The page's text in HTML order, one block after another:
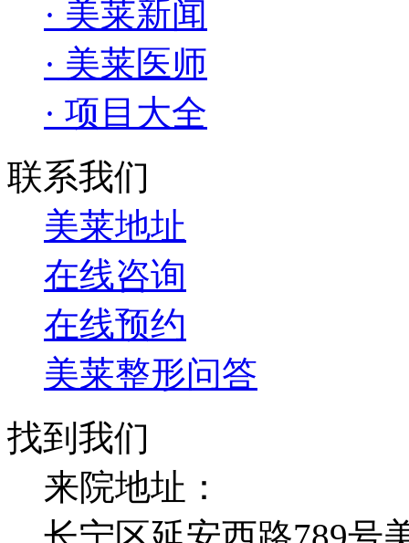
· 美莱新闻
· 美莱医师
· 项目大全
联系我们
美莱地址
在线咨询
在线预约
美莱整形问答
找到我们
来院地址：